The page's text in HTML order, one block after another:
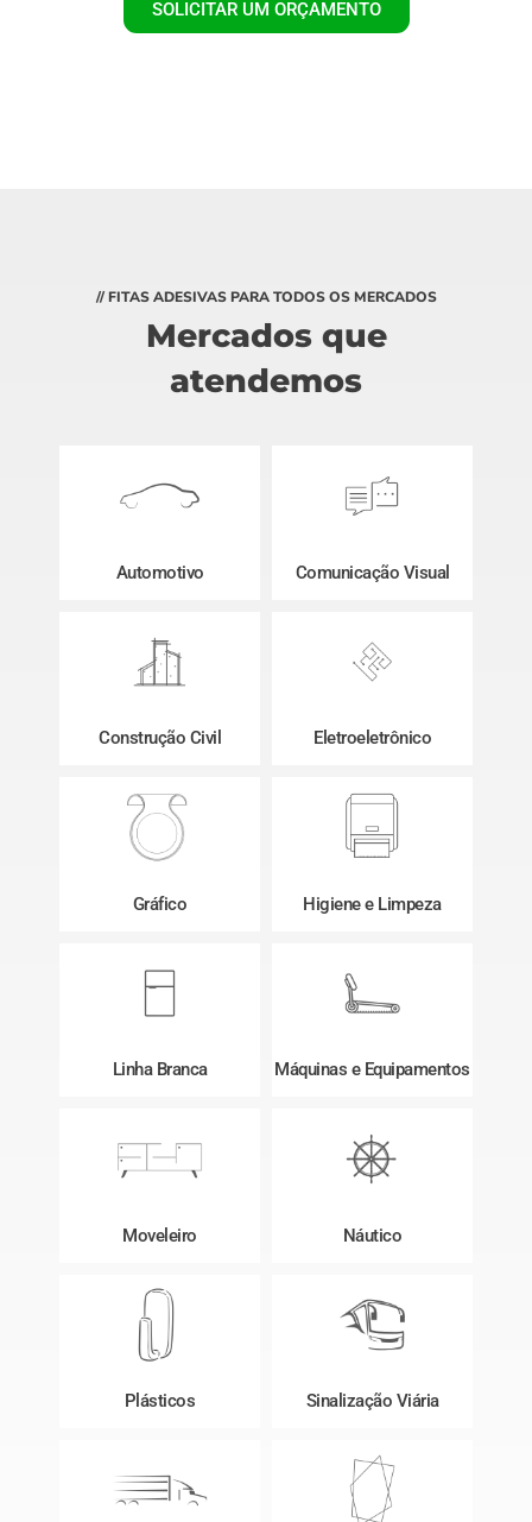
SOLICITAR UM ORÇAMENTO
// FITAS ADESIVAS PARA TODOS OS MERCADOS
Mercados que
atendemos
Automotivo Comunicação Visual
Construção Civil Eletroeletrônico
Gráfico Higiene e Limpeza
Linha Branca Máquinas e Equipamentos
Moveleiro Náutico
Plásticos Sinalização Viária